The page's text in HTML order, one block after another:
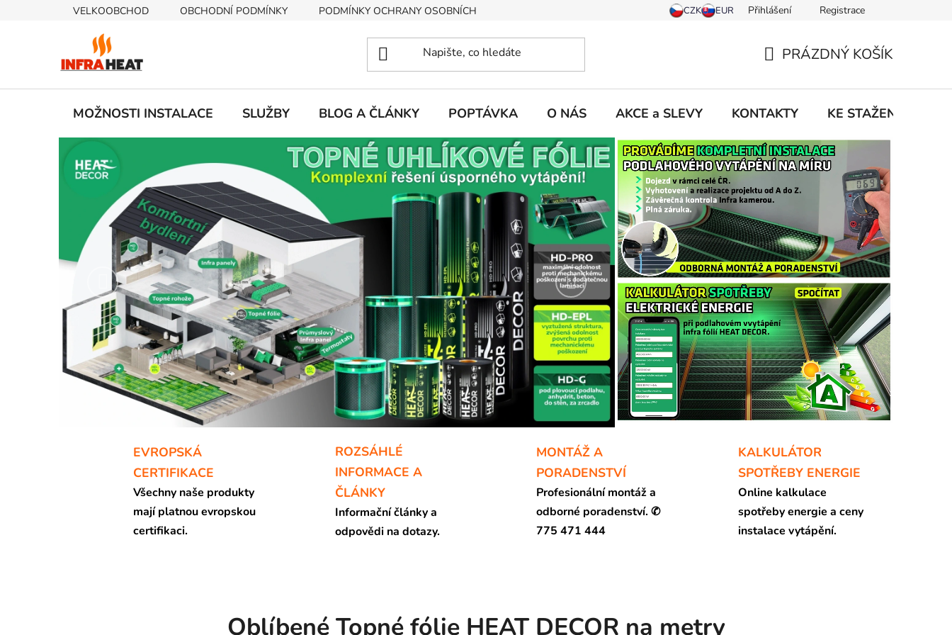
VELKOOBCHOD OBCHODNÍ PODMÍNKY PODMÍNKY OCHRANY OSOBNÍCH ÚDAJŮ Přihlášení Registrace
KOŠÍK
PRÁZDNÝ KOŠÍK
MOŽNOSTI INSTALACE SLUŽBY BLOG A ČLÁNKY POPTÁVKA O NÁS AKCE a SLEVY KONTAKTY KE STAŽENÍ
K
a
e
g
o
e
Předchozí Následující
EVROPSKÁ
CERTIFIKACE
Všechny naše produkty
mají platnou evropskou
certifikaci.
ROZSÁHLÉ
INFORMACE A
ČLÁNKY
Informační články a
odpovědi na dotazy.
MONTÁŽ A
PORADENSTVÍ
Profesionální montáž a
odborné poradenství. ✆
775 471 444
KALKULÁTOR
SPOTŘEBY ENERGIE
Online kalkulace
spotřeby energie a ceny
instalace vytápění.
Oblíbené Topné fólie HEAT DECOR na metry